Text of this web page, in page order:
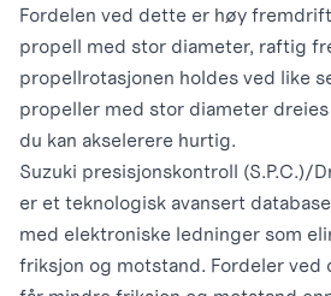
Fordelen ved dette er høy
propell med stor diameter, raftig
propellrotasjonen holdes ved like
propeller med stor diameter
du kan akselerere hurtig.
Suzuki presisjonskontroll (S.P.C.)/
er et teknologisk avansert
med elektroniske ledninger som
friksjon og motstand. Fordeler